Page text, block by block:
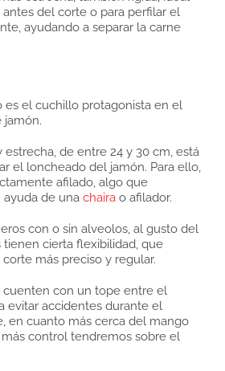
antes del corte o para perfilar el
ayudando a separar la carne
es el cuchillo protagonista en el
jamón.
estrecha, de entre 24 y 30 cm, está
el loncheado del jamón. Para ello,
afilado, algo que
de una chaira o afilador.
con o sin alveolos, al gusto del
tienen cierta flexibilidad, que
más preciso y regular.
cuenten con un tope entre el
evitar accidentes durante el
en cuanto más cerca del mango
control tendremos sobre el